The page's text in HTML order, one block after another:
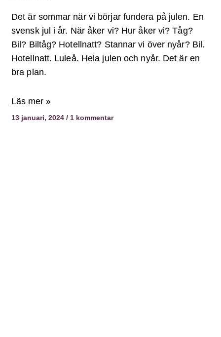
Det är sommar när vi börjar fundera på julen. En
svensk jul i år. När åker vi? Hur åker vi? Tåg?
Bil? Biltåg? Hotellnatt? Stannar vi över nyår? Bil.
Hotellnatt. Luleå. Hela julen och nyår. Det är en
bra plan.
Läs mer »
13 januari, 2024 1 kommentar